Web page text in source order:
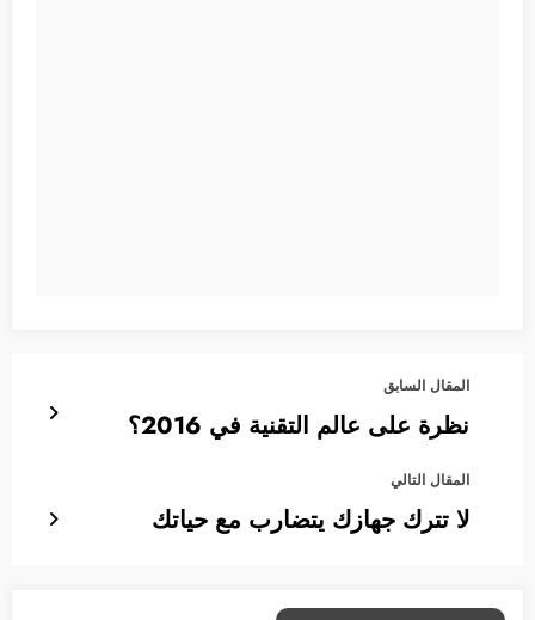
المقال السابق
نظرة على عالم التقنية في 2016؟
المقال التالي
لا تترك جهازك يتضارب مع حياتك